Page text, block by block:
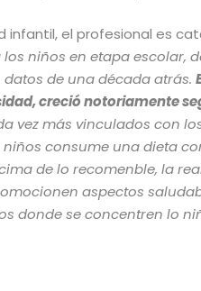
infantil, el profesional es
niños en etapa escolar,
datos de una década atrás.
creció notoriamente
vez más vinculados con
consume una dieta
de lo recomenble, la
aspectos
donde se concentren lo